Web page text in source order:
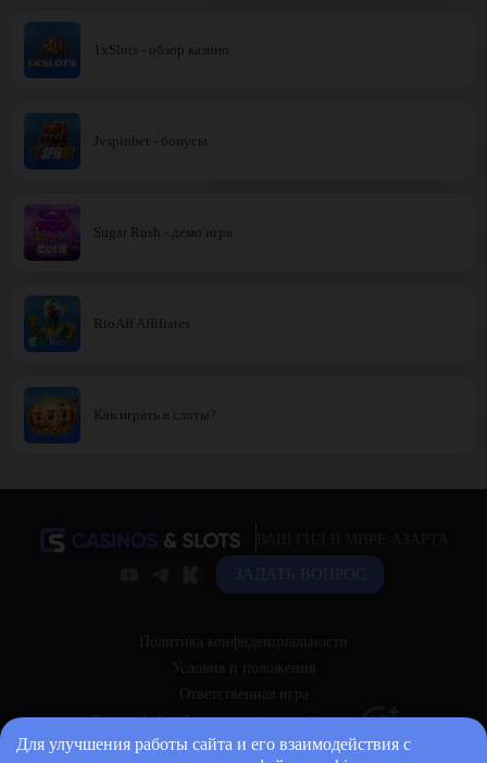
1xSlots - обзор казино
Jvspinbet - бонусы
Sugar Rush - демо игра
RioAff Affiliates
Как играть в слоты?
ЗАДАТЬ ВОПРОС
Политика конфиденциальности
Условия и положения
Ответственная игра
Для улучшения работы сайта и его взаимодействия с